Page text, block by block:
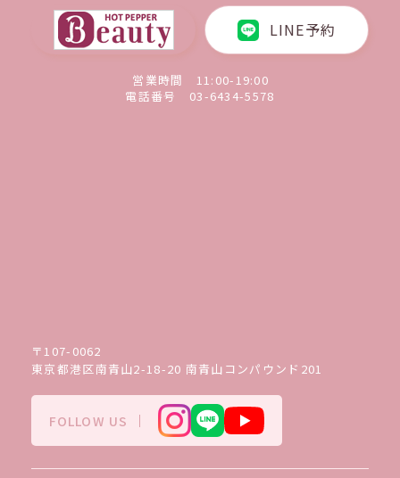
LINE予約
営業時間 11:00-19:00
電話番号 03-6434-5578
〒107-0062
東京都港区南青山2-18-20 南青山コンパウンド201
FOLLOW US